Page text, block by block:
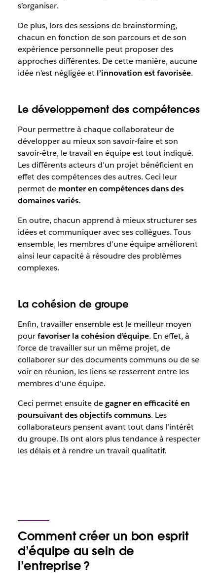
s’organiser.
De plus, lors des sessions de brainstorming,
chacun en fonction de son parcours et de son
expérience personnelle peut proposer des
approches différentes. De cette manière, aucune
idée n’est négligée etl’innovation est favorisée.
Le développement des compétences
Pour permettre à chaque collaborateur de
développer au mieux son savoir-faire et son
savoir-être, le travail en équipe est tout indiqué.
Les différents acteurs d’un projet bénéficient en
effet des compétences des autres. Ceci leur
permet demonter en compétences dans des
domaines variés.
En outre, chacun apprend à mieux structurer ses
idées et communiquer avec ses collègues. Tous
ensemble, les membres d’une équipe améliorent
ainsi leur capacité à résoudre des problèmes
complexes.
La cohésion de groupe
Enfin, travailler ensemble est le meilleur moyen
pourfavoriser la cohésion d’équipe. En effet, à
force de travailler sur un même projet, de
collaborer sur des documents communs ou de se
voir en réunion, les liens se resserrent entre les
membres d’une équipe.
Ceci permet ensuite degagner en efficacité en
poursuivant des objectifs communs. Les
collaborateurs pensent avant tout dans l’intérêt
du groupe. Ils ont alors plus tendance à respecter
les délais et à rendre un travail qualitatif.
Comment créer un bon esprit
d’équipe au sein de
l’entreprise ?